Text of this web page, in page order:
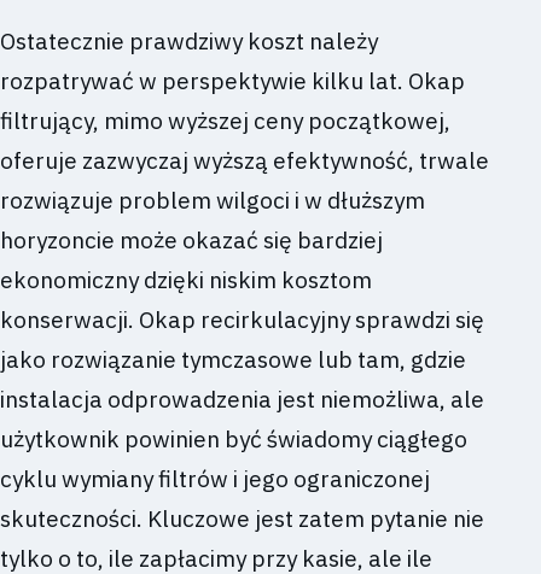
Ostatecznie prawdziwy koszt należy
rozpatrywać w perspektywie kilku lat. Okap
filtrujący, mimo wyższej ceny początkowej,
oferuje zazwyczaj wyższą efektywność, trwale
rozwiązuje problem wilgoci i w dłuższym
horyzoncie może okazać się bardziej
ekonomiczny dzięki niskim kosztom
konserwacji. Okap recirkulacyjny sprawdzi się
jako rozwiązanie tymczasowe lub tam, gdzie
instalacja odprowadzenia jest niemożliwa, ale
użytkownik powinien być świadomy ciągłego
cyklu wymiany filtrów i jego ograniczonej
skuteczności. Kluczowe jest zatem pytanie nie
tylko o to, ile zapłacimy przy kasie, ale ile